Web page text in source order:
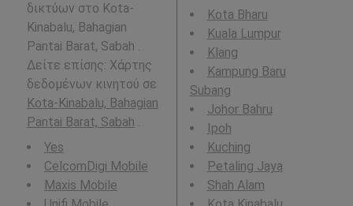
δικτύων στο Kota-
Kinabalu, Bahagian
Pantai Barat, Sabah .
Δείτε επίσης: Χάρτης
δεδομένων κινητού σε
Kota-Kinabalu, Bahagian
Pantai Barat, Sabah .
Yes
CelcomDigi Mobile
Maxis Mobile
Kota Bharu
Kuala Lumpur
Klang
Kampung Baru
Subang
Johor Bahru
Ipoh
Kuching
Petaling Jaya
Shah Alam